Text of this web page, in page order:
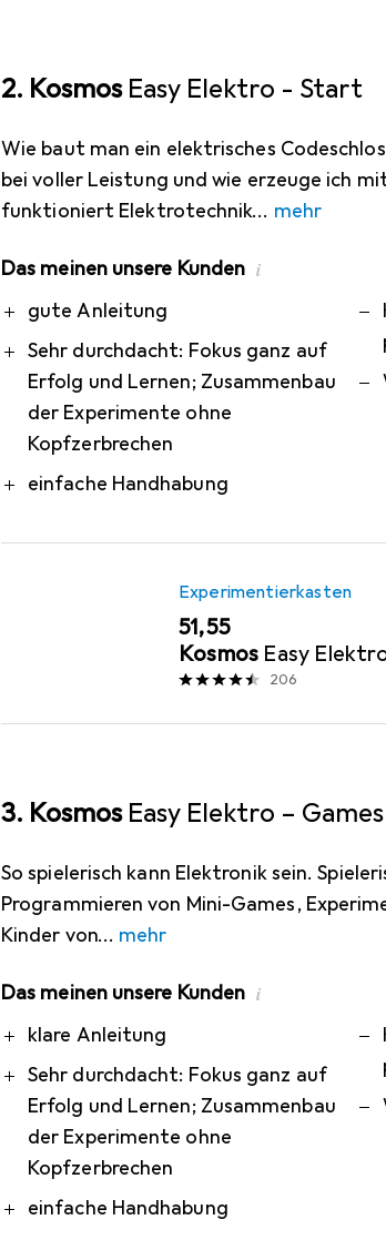
2. KosmosEasy Elektro - Start
Wie baut man ein elektrisches
bei voller Leistung und wie erzeuge ich
funktioniert Elektrotechnik
mehr
Das meinen unsere Kunden i
Progute Anleitung
Sehr durchdacht: Fokus ganz auf
Erfolg und Lernen; Zusammenbau
der Experimente ohne
Kopfzerbrechen
einfache Handhabung
Contra
Experimentierkasten
EUR
51,55
Kosmos Easy
206
3. KosmosEasy Elektro – Games
So spielerisch kann Elektronik sein.
Programmieren von Mini-Games,
Kinder von
mehr
Das meinen unsere Kunden i
Proklare Anleitung
Sehr durchdacht: Fokus ganz auf
Erfolg und Lernen; Zusammenbau
der Experimente ohne
Kopfzerbrechen
einfache Handhabung
Contra